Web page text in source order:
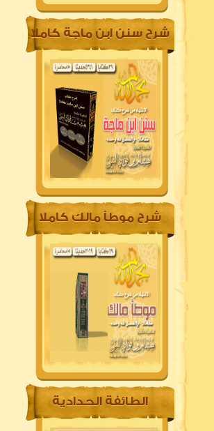
شرح سنن ابن ماجة كاملا
شرح موطأ مالك كاملا
الطائفة الحدادية